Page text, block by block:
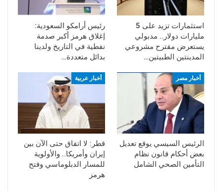
استثمارات تزيد على 5
مليارات دولار.. مدبولي
يستعرض مقترح مشروعي
المدينتين الطبيتين…
رئيس أرامكو السعودية:
إغلاق هرمز أكبر صدمة
نفطية في التاريخ ولدينا
بدائل متعددة…
أخبار مصر
الرئيس السيسي يوقع تعديل
بعض أحكام قانون نظام
التأمين الصحي الشامل
أخبار عربية
قطر: لا اتفاق حتى الآن بين
إيران وأمريكا.. والأولوية
للمسار الدبلوماسي وفتح
هرمز